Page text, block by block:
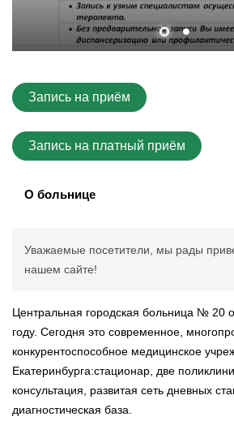
Запись на приём
Запись на платный приём
О больнице
Уважаемые посетители, мы рады
нашем сайте!
Центральная городская больница № 20
году. Сегодня это современное,
конкурентоспособное медицинское
Екатеринбурга:стационар, две
консультация, развитая сеть дневных
диагностическая база.